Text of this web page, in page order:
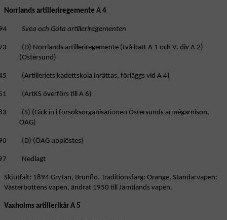
Norrlands artilleriregemente A 4
Svea och Göta artilleriregementen
(D) Norrlands artilleriregemente (två batt A 1 och V. div A 2)
(Östersund)
(Artilleriets kadettskola inrättas, förläggs vid A 4)
(ArtKS överförs till A 6)
(S) (Gick in i försöksorganisationen Östersunds armégarnison,
ÖAG)
(D) (ÖAG upplöstes)
Nedlagt
Skjutfält: 1894 Grytan, Brunflo. Traditionsfärg: Orange. Standarvapen:
Västerbottens vapen, ändrat 1950 till Jämtlands vapen.
Vaxholms artillerikår A 5